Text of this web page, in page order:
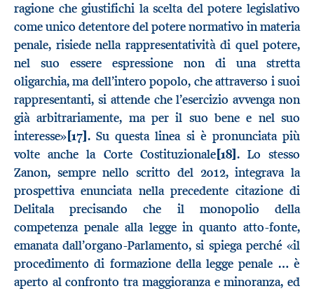
ragione che giustifichi la scelta del potere legislativo
come unico detentore del potere normativo in materia
penale, risiede nella rappresentatività di quel potere,
nel suo essere espressione non di una stretta
oligarchia, ma dell’intero popolo, che attraverso i suoi
rappresentanti, si attende che l’esercizio avvenga non
già arbitrariamente, ma per il suo bene e nel suo
interesse»[17]. Su questa linea si è pronunciata più
volte anche la Corte Costituzionale[18]. Lo stesso
Zanon, sempre nello scritto del 2012, integrava la
prospettiva enunciata nella precedente citazione di
Delitala precisando che il monopolio della
competenza penale alla legge in quanto atto-fonte,
emanata dall’organo-Parlamento, si spiega perché «il
procedimento di formazione della legge penale … è
aperto al confronto tra maggioranza e minoranza, ed